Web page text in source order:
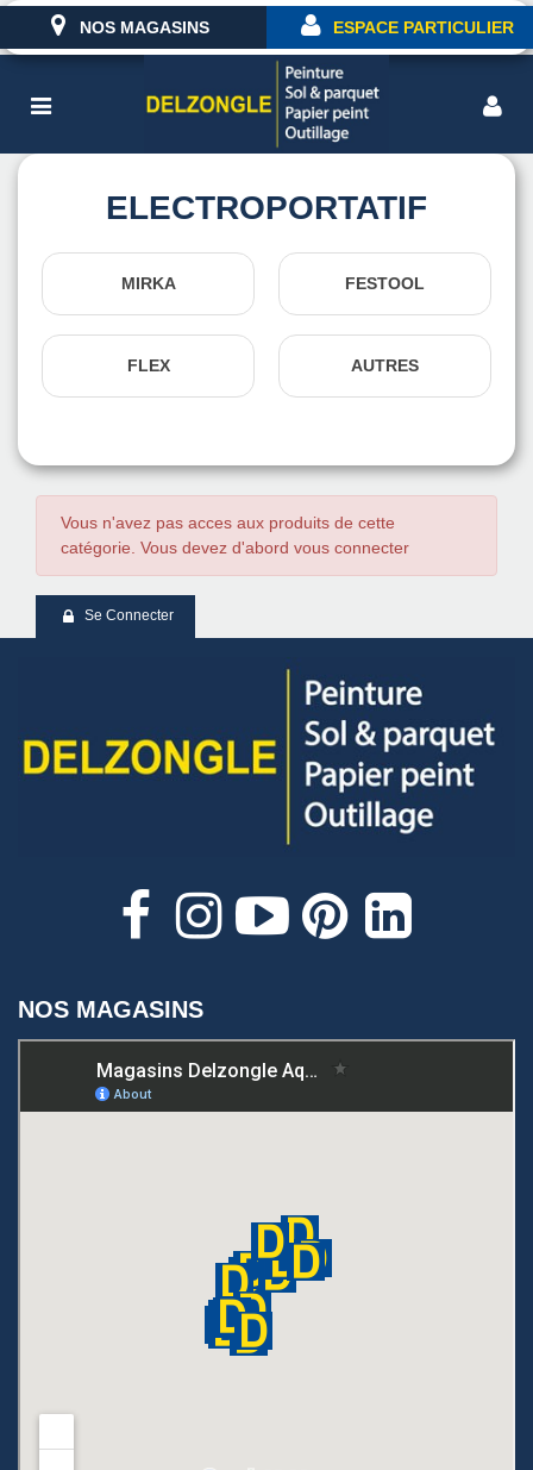
NOS MAGASINS ESPACE PARTICULIER
ELECTROPORTATIF
MIRKA FESTOOL
FLEX AUTRES
Vous n'avez pas acces aux produits de cette
catégorie. Vous devez d'abord vous connecter
Se Connecter
NOS MAGASINS